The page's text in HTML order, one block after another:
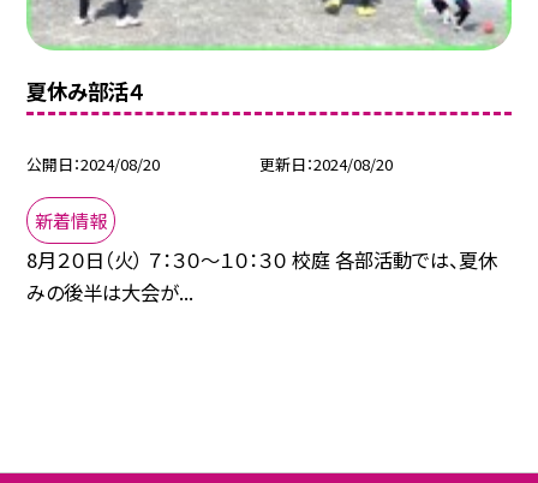
夏休み部活４
公開日 2024/08/20 更新日 2024/08/20
新着情報
8月２０日（火） ７：３０～１０：３０ 校庭 各部活動では、夏休
みの後半は大会が...